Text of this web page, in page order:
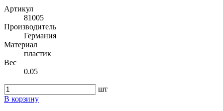
Артикул
81005
Производитель
Германия
Материал
пластик
Вес
0.05
шт
В корзину